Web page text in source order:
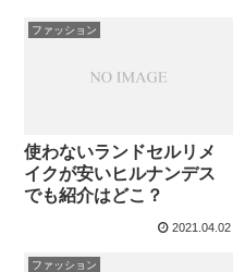
ファッション
使わないランドセルリメ
イクが安いヒルナンデス
でも紹介はどこ？
2021.04.02
ファッション